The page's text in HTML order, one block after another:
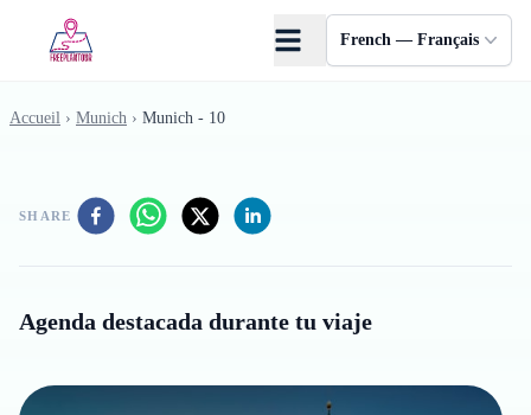
French — Français
Accueil › Munich › Munich - 10
SHARE
Agenda destacada durante tu viaje